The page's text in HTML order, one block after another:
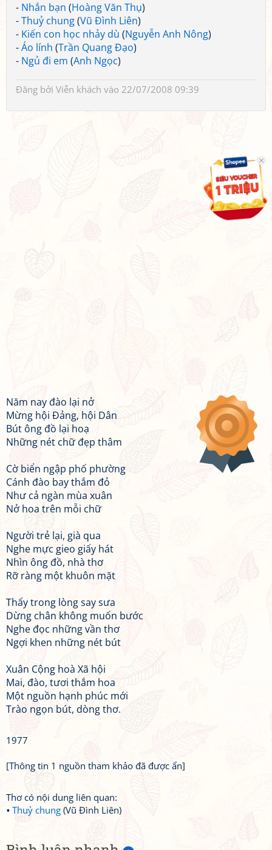
- Nhắn bạn (Hoàng Văn Thụ)
-Thuỷ chung(Vũ Đình Liên)
- Kiến con học nhảy dù (Nguyễn Anh Nông)
-Áo lính (Trần Quang Đạo)
- Ngủ đi em (Anh Ngọc)
Đăng bởi Viễn khách vào 22/07/2008 09:39
Năm nay đào lại nở
Mừng hội Đảng, hội Dân
Bút ông đồ lại hoạ
Những nét chữ đẹp thâm
Cờ biển ngập phố phường
Cánh đào bay thắm đỏ
Như cả ngàn mùa xuân
Nở hoa trên mỗi chữ
Người trẻ lại, già qua
Nghe mực gieo giấy hát
Nhìn ông đồ, nhà thơ
Rỡ ràng một khuôn mặt
Thấy trong lòng say sưa
Dừng chân không muốn bước
Nghe đọc những vần thơ
Ngợi khen những nét bút
Xuân Cộng hoà Xã hội
Mai, đào, tươi thắm hoa
Một nguồn hạnh phúc mới
Trào ngọn bút, dòng thơ.
1977
[Thông tin 1 nguồn tham khảo đã được ẩn]
Thơ có nội dung liên quan:
Thuỷ chung (Vũ Đình Liên)